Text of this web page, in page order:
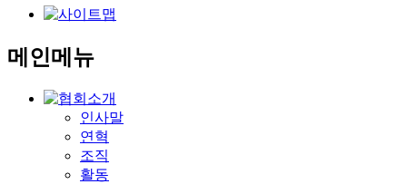
메인메뉴
인사말
연혁
조직
활동